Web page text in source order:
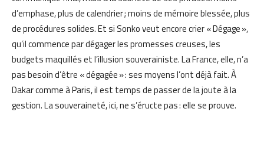
d’emphase, plus de calendrier ; moins de mémoire blessée, plus
de procédures solides. Et si Sonko veut encore crier « Dégage »,
qu’il commence par dégager les promesses creuses, les
budgets maquillés et l’illusion souverainiste. La France, elle, n’a
pas besoin d’être « dégagée » : ses moyens l’ont déjà fait. À
Dakar comme à Paris, il est temps de passer de la joute à la
gestion. La souveraineté, ici, ne s’éructe pas : elle se prouve.